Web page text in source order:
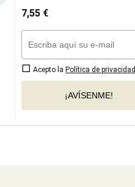
7,55 €
Acepto la Política de privacidad
¡AVÍSENME!